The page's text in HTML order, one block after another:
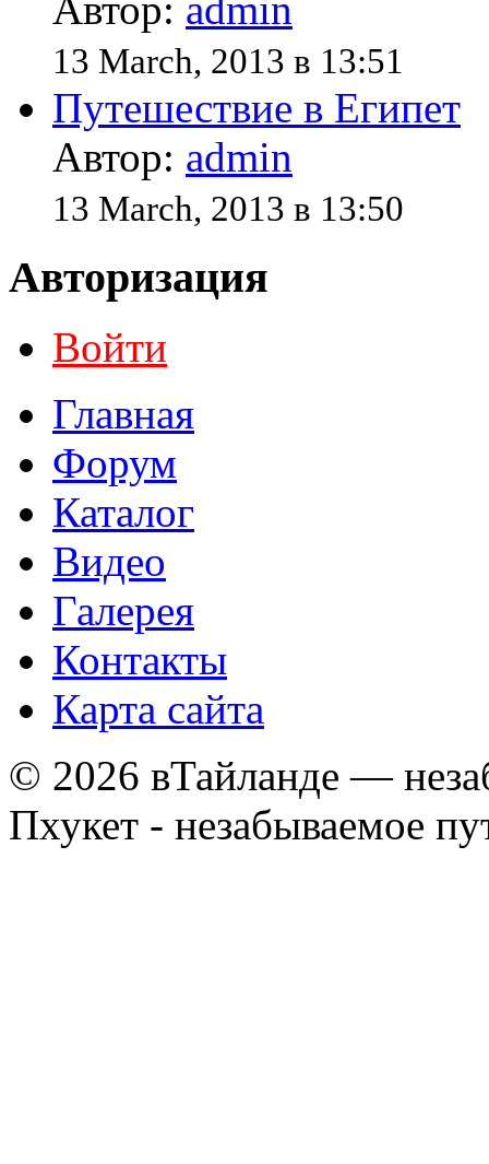
13 March, 2013 в 13:51
Путешествие в Египет
Автор: admin
13 March, 2013 в 13:50
Авторизация
Войти
Главная
Форум
Каталог
Видео
Галерея
Контакты
Карта сайта
© 2026 вТайланде —
Пхукет - незабываемое